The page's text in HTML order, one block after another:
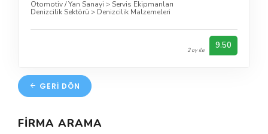
Otomotiv / Yan Sanayi > Servis Ekipmanları
Denizcilik Sektörü > Denizcilik Malzemeleri
2 oy ile 9.50
GERI DÖN
FIRMA ARAMA